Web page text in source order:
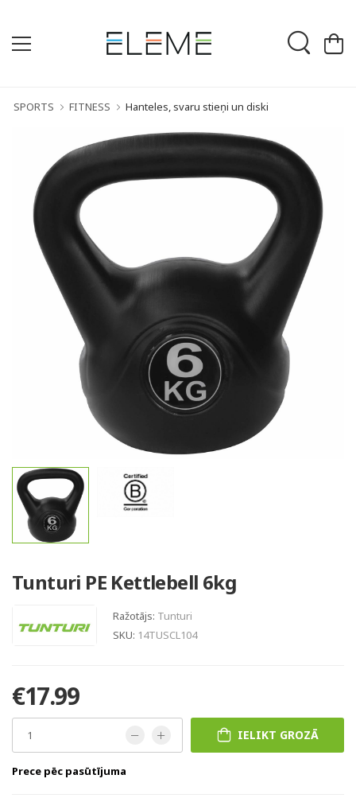
SPORTS FITNESS Hanteles, svaru stieņi un diski
Tunturi PE Kettlebell 6kg
Ražotājs: Tunturi
SKU: 14TUSCL104
€17.99
IELIKT GROZĀ
Prece pēc pasūtījuma